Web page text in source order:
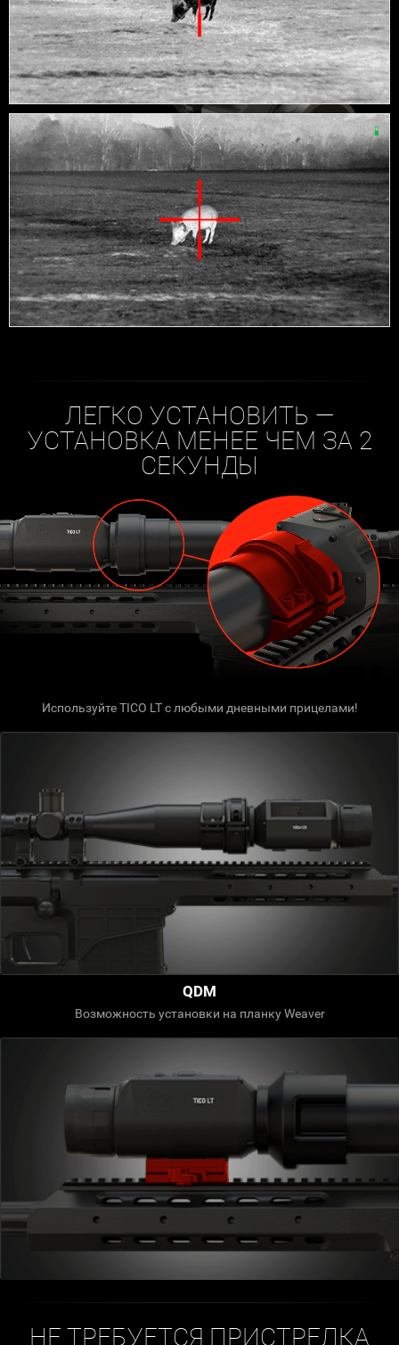
ЛЕГКО УСТАНОВИТЬ —
УСТАНОВКА МЕНЕЕ ЧЕМ ЗА 2
СЕКУНДЫ
Используйте TICO LT с любыми дневными прицелами!
QDM
Возможность установки на планку Weaver
НЕ ТРЕБУЕТСЯ ПРИСТРЕЛКА